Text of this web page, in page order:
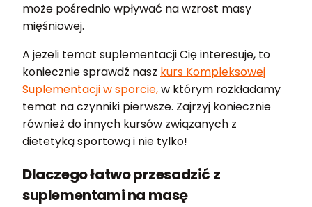
może pośrednio wpływać na wzrost masy
mięśniowej.
A jeżeli temat suplementacji Cię interesuje, to
koniecznie sprawdź nasz kurs Kompleksowej
Suplementacji w sporcie,w którym rozkładamy
temat na czynniki pierwsze. Zajrzyj koniecznie
również do innych kursów związanych z
dietetyką sportową i nie tylko!
Dlaczego łatwo przesadzić z
suplementami na masę